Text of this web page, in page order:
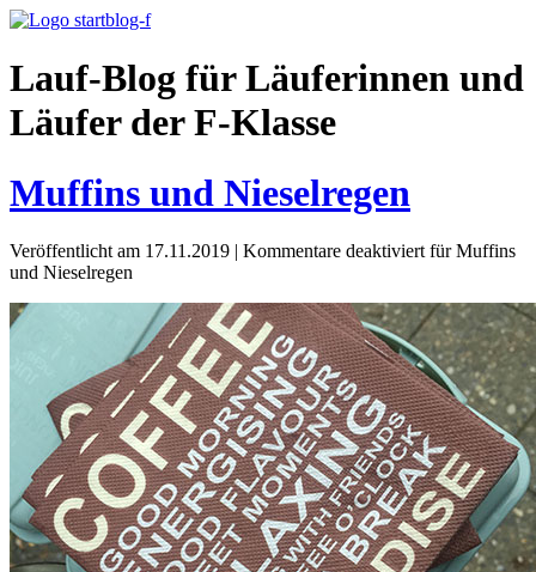
Lauf-Blog für Läuferinnen und
Läufer der F-Klasse
Muffins und Nieselregen
Veröffentlicht am 17.11.2019 | Kommentare deaktiviert für Muffins
und Nieselregen